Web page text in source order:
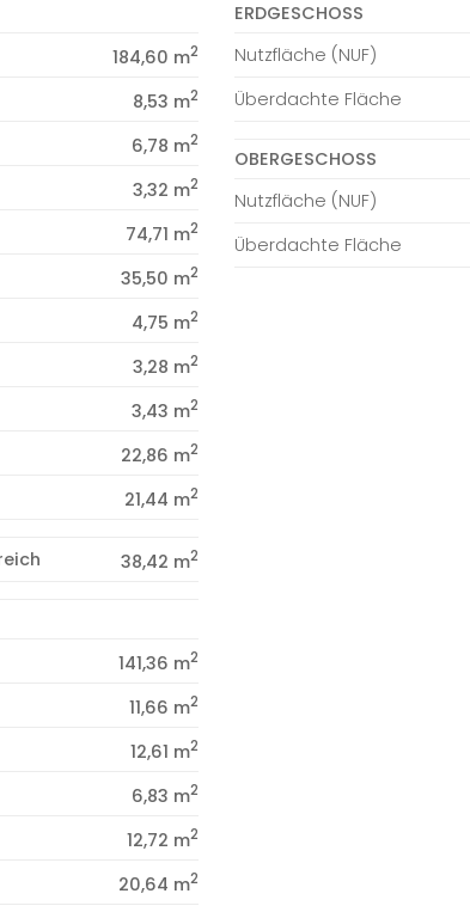
184,60 m2
8,53 m2
6,78 m2
3,32 m2
74,71 m2
35,50 m2
4,75 m2
3,28 m2
3,43 m2
22,86 m2
21,44 m2
38,42 m2
141,36 m2
11,66 m2
12,61 m2
6,83 m2
12,72 m2
20,64 m2
ERDGESCHOSS
Nutzfläche (NUF)
Überdachte Fläche
OBERGESCHOSS
Nutzfläche (NUF)
Überdachte Fläche